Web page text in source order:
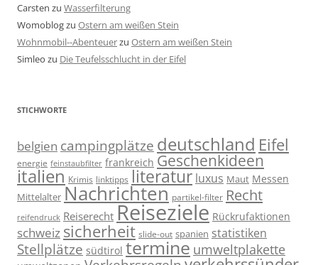
Carsten zu Wasserfilterung
Womoblogzu Ostern am weißen Stein
Wohnmobil--Abenteuerzu Ostern am weißen Stein
Simleo zu Die Teufelsschlucht in der Eifel
STICHWORTE
belgien campingplätze deutschland Eifel
energie feinstaubfilter frankreich Geschenkideen
italien Krimis linktipps literatur luxus Maut Messen
Mittelalter Nachrichten partikel-filter Recht
reifendruck Reiserecht Reiseziele Rückrufaktionen
schweiz sicherheit slide-out spanien statistiken
Stellplätze südtirol termine umweltplakette